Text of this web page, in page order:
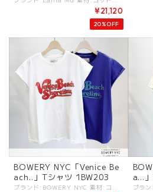
¥21,120
20%OFF
BOWERY NYC「Venice Be
ach..」Tシャツ 1BW203
ブランド:BOWERY NYC 素材:コットン100%. カラー:・WHITE ・VIOLET サイズ:[S].肩幅:47cm/着丈:64cm/身幅:51.5cm/袖丈:7cm/ - 心地良い肌触りのコットン100％Tシャツ。 ヴィンテージライクなロゴデザイン。 #BOWERYNYC #バワリーニューヨーク -BOWERY NYC- 「Bowery NYC（バワリー・ニューヨーク）」は、マンハッタンの歴史あるストリート「バワリー」の文化や時代の変遷にインスパイアされた、ニューヨーク発のアパレルブランド。 主にヴィンテージ加工やユーズド加工を施したTシャツやカットソーなどを展開。 デザインコンセプト: 19世紀の移民や船乗りたちの拠点から、1960年代以降のパンクやアートの聖地へと進化したバワリー地区の空気感を、グラフィックやシルエットで表現しています。 -------------- ※商品カラーは撮影時の光や閲覧環境によって、実際の商品と若干異なる場合がございます。 ※平置き採寸となりますので、多少の誤差が生じる場合がございます。(ニットなど製品上、伸縮性があるものも伸ばさずに計測) ※タグ記載の注意事項、洗濯表示を必ずお読みください。 ☆その他気になる点はお気軽にご連絡ください☆ bowerynyc-1bw203
a...